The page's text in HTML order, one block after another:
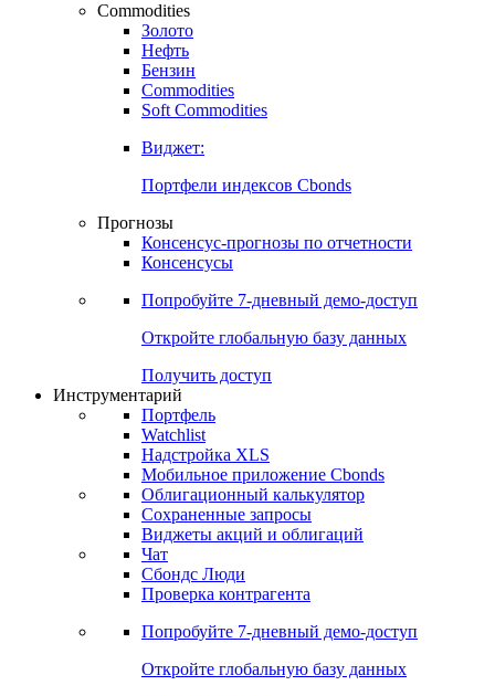
Commodities
Золото
Нефть
Бензин
Commodities
Soft Commodities
Виджет:
Портфели индексов Cbonds
Прогнозы
Консенсус-прогнозы по отчетности
Консенсусы
Попробуйте 7-дневный демо-доступ
Откройте глобальную базу данных
Получить доступ
Инструментарий
Портфель
Watchlist
Надстройка XLS
Мобильное приложение Cbonds
Облигационный калькулятор
Сохраненные запросы
Виджеты акций и облигаций
Чат
Сбондс Люди
Проверка контрагента
Попробуйте 7-дневный демо-доступ
Откройте глобальную базу данных